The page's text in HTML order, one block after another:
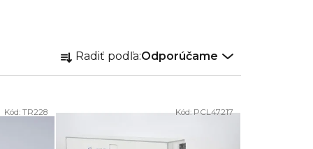
R
a
e
n
Radiť podľa:Odporúčame
Kód: TR228 Kód:PCL47217